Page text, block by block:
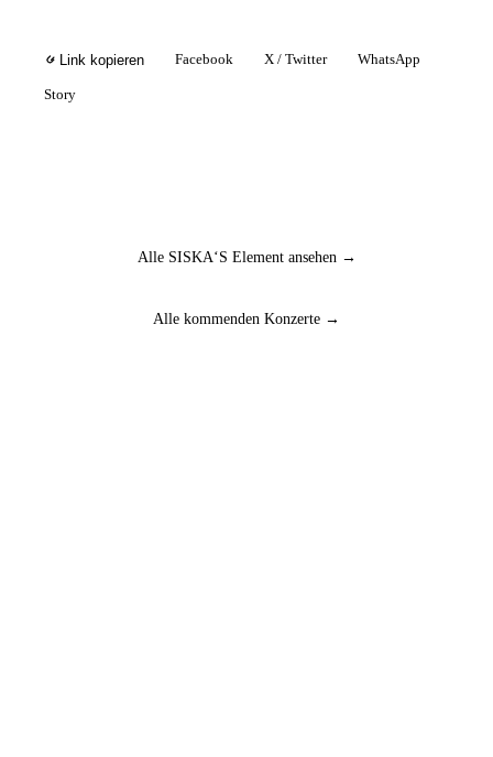
Link kopieren Facebook X / Twitter WhatsApp
Story
Alle SISKA‘S Element ansehen →
Alle kommenden Konzerte →